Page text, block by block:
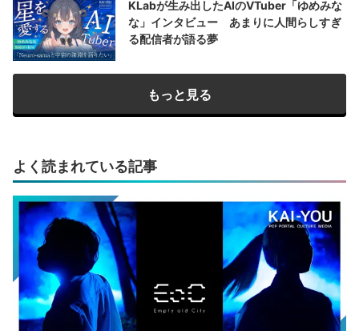
KLabが生み出したAIのVTuber「ゆめみな
な」インタビュー あまりに人間らしすぎ
る配信者が語る夢
もっと見る
よく読まれている記事